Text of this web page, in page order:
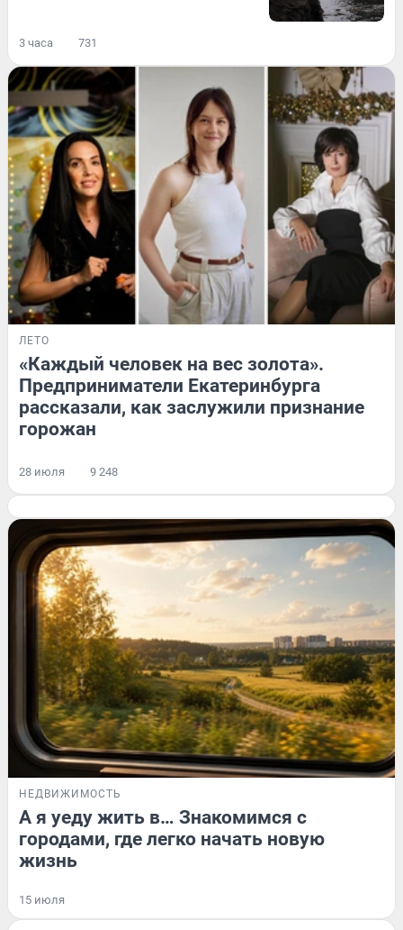
3 часа 731
ЛЕТО
«Каждый человек на вес золота».
Предприниматели Екатеринбурга
рассказали, как заслужили признание
горожан
28 июля 9 248
НЕДВИЖИМОСТЬ
А я уеду жить в… Знакомимся с
городами, где легко начать новую
жизнь
15 июля